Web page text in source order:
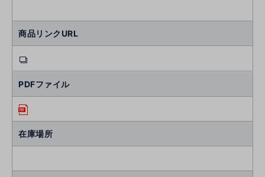
商品リンクURL
PDFファイル
在庫場所